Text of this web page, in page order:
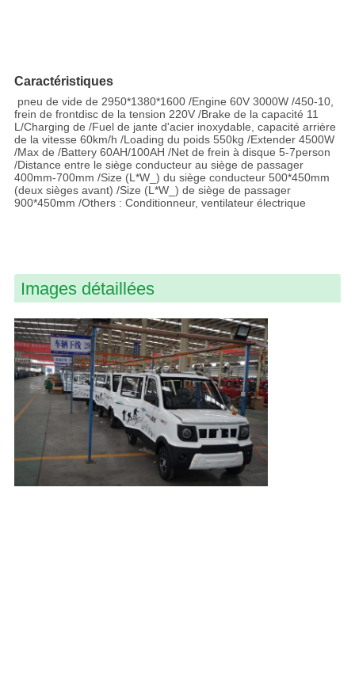
Caractéristiques
pneu de vide de 2950*1380*1600 /Engine 60V 3000W /450-10,
frein de frontdisc de la tension 220V /Brake de la capacité 11
L/Charging de /Fuel de jante d'acier inoxydable, capacité arrière
de la vitesse 60km/h /Loading du poids 550kg /Extender 4500W
/Max de /Battery 60AH/100AH /Net de frein à disque 5-7person
/Distance entre le siège conducteur au siège de passager
400mm-700mm /Size (L*W_) du siège conducteur 500*450mm
(deux sièges avant) /Size (L*W_) de siège de passager
900*450mm /Others : Conditionneur, ventilateur électrique
Images détaillées